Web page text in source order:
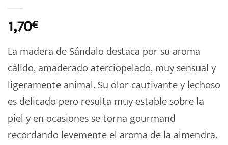
1,70€
La madera de Sándalo destaca por su aroma
cálido, amaderado aterciopelado, muy sensual y
ligeramente animal. Su olor cautivante y lechoso
es delicado pero resulta muy estable sobre la
piel y en ocasiones se torna gourmand
recordando levemente el aroma de la almendra.